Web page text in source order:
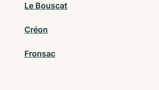
Le Bouscat
Créon
Fronsac